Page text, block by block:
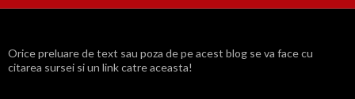
Orice preluare de text sau poza de pe acest blog se va face cu
citarea sursei si un link catre aceasta!